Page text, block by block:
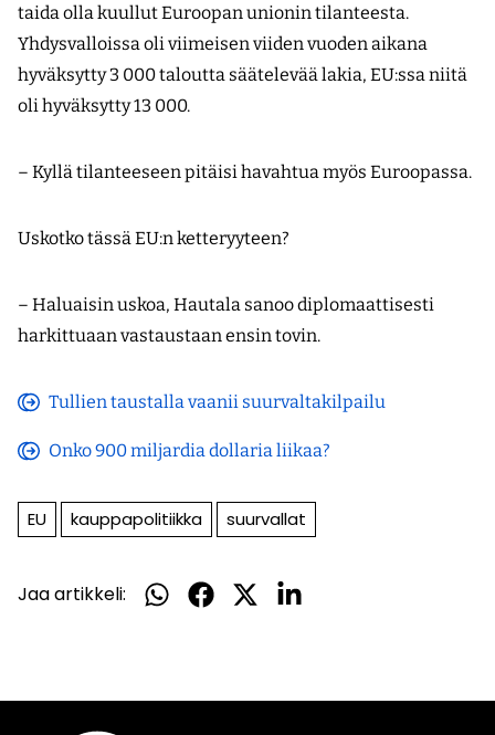
taida olla kuullut Euroopan unionin tilanteesta.
Yhdysvalloissa oli viimeisen viiden vuoden aikana
hyväksytty 3 000 taloutta säätelevää lakia, EU:ssa niitä
oli hyväksytty 13 000.
– Kyllä tilanteeseen pitäisi havahtua myös Euroopassa.
Uskotko tässä EU:n ketteryyteen?
– Haluaisin uskoa, Hautala sanoo diplomaattisesti
harkittuaan vastaustaan ensin tovin.
Tullien taustalla vaanii suurvaltakilpailu
(avautuu
uuteenOnko 900 miljardia dollaria liikaa?
(avautuu
ikkunaan)
EU kauppapolitiikka suurvallat
Jaa artikkeli:
Jaa
Jaa
Jaa
Jaa